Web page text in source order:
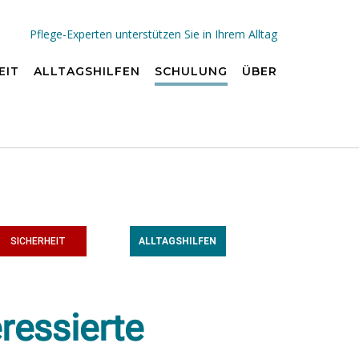
Pflege-Experten unterstützen Sie in Ihrem Alltag
ALLTAGSHILFEN SCHULUNG ÜBER
SICHERHEIT ALLTAGSHILFEN